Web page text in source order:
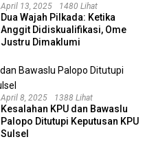
April 13, 2025 1480 Lihat
Dua Wajah Pilkada: Ketika
Anggit Didiskualifikasi, Ome
Justru Dimaklumi
April 8, 2025 1388 Lihat
Kesalahan KPU dan Bawaslu
Palopo Ditutupi Keputusan KPU
Sulsel